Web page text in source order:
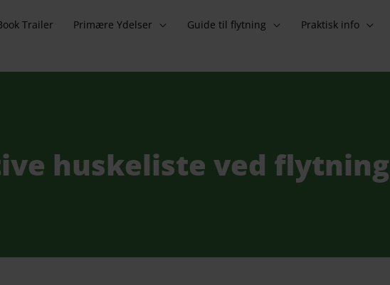
Trailer Primære Ydelser Guide til flytning Praktisk info
huskeliste ved flytning